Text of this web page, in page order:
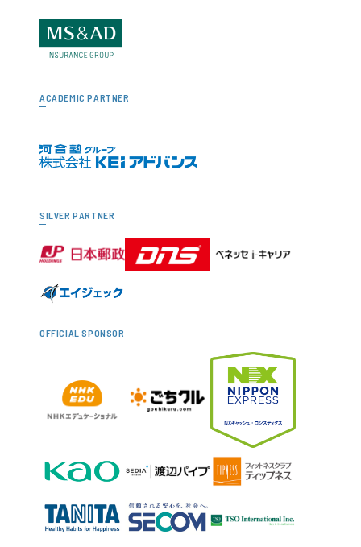
ACADEMIC PARTNER
SILVER PARTNER
OFFICIAL SPONSOR